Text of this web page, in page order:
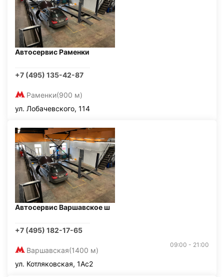
Автосервис Раменки
+7 (495) 135-42-87
Раменки(900 м)
ул. Лобачевского, 114
Автосервис Варшавское ш
+7 (495) 182-17-65
Варшавская(1400 м)
09:00 - 21:00
ул. Котляковская, 1Ас2